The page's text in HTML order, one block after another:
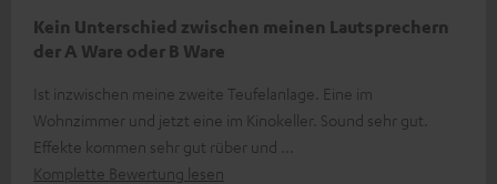
Kein Unterschied zwischen meinen Lautsprechern
der A Ware oder B Ware
Ist inzwischen meine zweite Teufelanlage. Eine im
Wohnzimmer und jetzt eine im Kinokeller. Sound sehr gut.
Effekte kommen sehr gut rüber und
Komplette Bewertung lesen